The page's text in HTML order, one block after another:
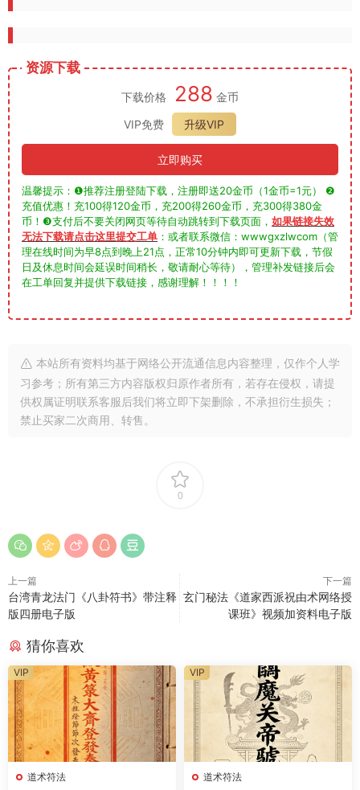
资源下载
下载价格 288 金币
VIP免费
升级VIP
立即购买
温馨提示：❶推荐注册登陆下载，注册即送20金币（1金币=1元） ❷
充值优惠！充100得120金币，充200得260金币，充300得380金
币！❸支付后不要关闭网页等待自动跳转到下载页面， 如果链接失效
无法下载请点击这里提交工单 ：或者联系微信：wwwgxzlwcom（管
理在线时间为早8点到晚上21点，正常10分钟内即可更新下载，节假
日及休息时间会延误时间稍长，敬请耐心等待），管理补发链接后会
在工单回复并提供下载链接，感谢理解！！！！
本站所有资料均基于网络公开流通信息内容整理，仅作个人学
习参考；所有第三方内容版权归原作者所有，若存在侵权，请提
供权属证明联系客服后我们将立即下架删除，不承担衍生损失；
禁止买家二次商用、转售。
0
上一篇
台湾青龙法门《八卦符书》带注释
版四册电子版
下一篇
玄门秘法《道家西派祝由术网络授
课班》视频加资料电子版
猜你喜欢
道术符法
VIP
道术符法
VIP